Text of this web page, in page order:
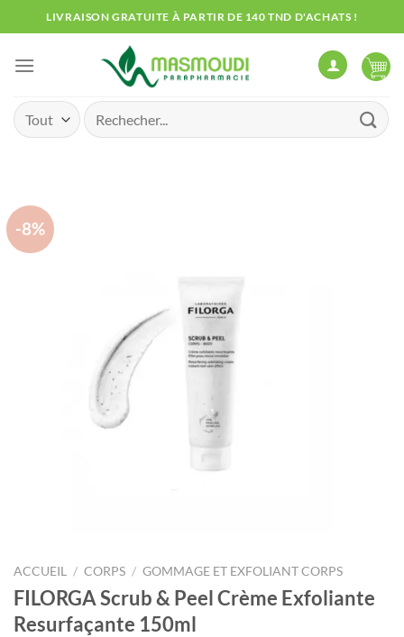
au
contenu
LIVRAISON GRATUITE À PARTIR DE 140 TND D'ACHATS !
Recherche
pour :
-8%
ACCUEIL / CORPS / GOMMAGE ET EXFOLIANT CORPS
FILORGA Scrub & Peel Crème Exfoliante
Resurfaçante 150ml